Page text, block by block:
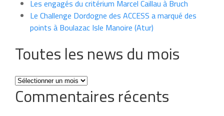
Les engagés du critérium Marcel Caillau à Bruch
Le Challenge Dordogne des ACCESS a marqué des
points à Boulazac Isle Manoire (Atur)
Toutes les news du mois
Toutes
les
news
Commentaires récents